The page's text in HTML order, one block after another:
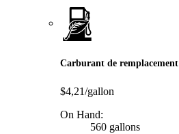
Carburant de remplacement
$4,21/gallon
On Hand:
560 gallons